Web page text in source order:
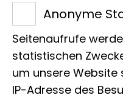
anknüpfen. Als
Biodiversitäts-
sowie Forum für
und
mit seinen
Anonyme
Seitenaufrufe
statistischen
um unsere Website
IP-Adresse des